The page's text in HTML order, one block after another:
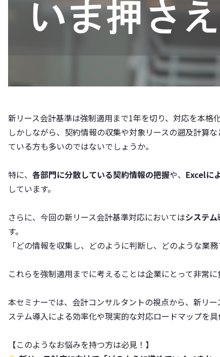
新リース会計基準は強制適用まで1年を切り、対応を本格
しかしながら、契約情報の収集や対象リースの遡及計算
ている方も多いのではないでしょうか。
特に、 各部門に分散している契約情報の把握や、 Excelに
しています。
さらに、今回の新リース会計基準対応においてはシステ
す。
「どの情報を収集し、どのように判断し、どのような業
これらを強制適用までに考えることは企業にとって非常
本セミナーでは、会計コンサルタントの視点から、新リ
ステム導入による効率化や現実的な対応ロードマップを具
【このようなお悩みを持つ方は必見！】